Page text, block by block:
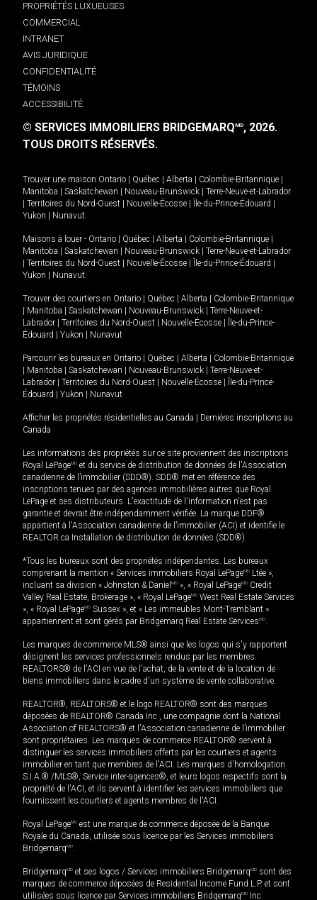
PROPRIÉTÉS LUXUEUSES
COMMERCIAL
INTRANET
AVIS JURIDIQUE
CONFIDENTIALITÉ
TÉMOINS
ACCESSIBILITÉ
© SERVICES IMMOBILIERS BRIDGEMARQMD, 2026.
TOUS DROITS RÉSERVÉS.
Trouver une maison Ontario Québec Alberta Colombie-Britannique
Manitoba
Saskatchewan Nouveau-Brunswick
Terre-Neuve-et-Labrador
Territoires du Nord-Ouest Nouvelle-Écosse Île-du-Prince-Édouard
Yukon
Nunavut.
Maisons à louer - Ontario Québec Alberta Colombie-Britannique
Manitoba
Saskatchewan Nouveau-Brunswick
Terre-Neuve-et-Labrador
Territoires du Nord-Ouest Nouvelle-Écosse Île-du-Prince-Édouard
Yukon
Nunavut.
Trouver des courtiers en Ontario Québec Alberta
Colombie-Britannique
Manitoba Saskatchewan Nouveau-Brunswick
Terre-Neuve-et-
Labrador
Territoires du Nord-Ouest Nouvelle-Écosse
Île-du-Prince-
Édouard
Yukon Nunavut
Parcourir les bureaux en Ontario Québec Alberta
Colombie-Britannique
Manitoba Saskatchewan Nouveau-Brunswick
Terre-Neuve-et-
Labrador
Territoires du Nord-Ouest Nouvelle-Écosse
Île-du-Prince-
Édouard
Yukon Nunavut
Afficher les propriétés résidentielles au Canada
Dernières inscriptions au
Canada
Les informations des propriétés sur ce site proviennent des inscriptions
Royal LePageMD et du service de distribution de données de l'Association
canadienne de l’immobilier (SDD®). SDD® met en référence des
inscriptions tenues par des agences immobilières autres que Royal
LePage et ses distributeurs. L'exactitude de l'information n'est pas
garantie et devrait être indépendamment vérifiée. La marque DDF®
appartient à l'Association canadienne de l’immobilier (ACI) et identifie le
REALTOR.ca Installation de distribution de données (SDD®).
*Tous les bureaux sont des propriétés indépendantes. Les bureaux
comprenant la mention « Services immobiliers Royal LePageMD Ltée »,
incluant sa division « Johnston & Daniel MD », « Royal LePageMD Credit
Valley Real Estate, Brokerage », « Royal LePageMD West Real Estate Services
», « Royal LePageMD Sussex », et « Les immeubles Mont-Tremblant »
appartiennent et sont gérés par Bridgemarq Real Estate ServicesMD.
Les marques de commerce MLS® ainsi que les logos qui s'y rapportent
désignent les services professionnels rendus par les membres
REALTORS® de l'ACI en vue de l'achat, de la vente et de la location de
biens immobiliers dans le cadre d'un système de vente collaborative.
REALTOR®, REALTORS® et le logo REALTOR® sont des marques
déposées de REALTOR® Canada Inc., une compagnie dont la National
Association of REALTORS® et l'Association canadienne de l’immobilier
sont propriétaires. Les marques de commerce REALTOR® servent à
distinguer les services immobiliers offerts par les courtiers et agents
immobilier en tant que membres de l'ACI. Les marques d'homologation
S.I.A.® /MLS®, Service inter-agences®, et leurs logos respectifs sont la
propriété de l'ACI, et ils servent à identifier les services immobiliers que
fournissent les courtiers et agents membres de l'ACI.
Royal LePageMD est une marque de commerce déposée de la Banque
Royale du Canada, utilisée sous licence par les Services immobiliers
BridgemarqMD.
BridgemarqMD et ses logos / Services immobiliers BridgemarqMD sont des
marques de commerce déposées de Residential Income Fund L.P. et sont
utilisées sous licence par Services immobiliers BridgemarqMD Inc.